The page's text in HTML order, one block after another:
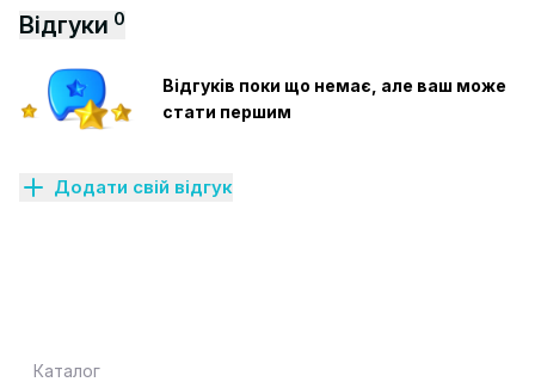
Відгуки 0
Відгуків поки що немає, але ваш може
стати першим
Додати свій відгук
Каталог